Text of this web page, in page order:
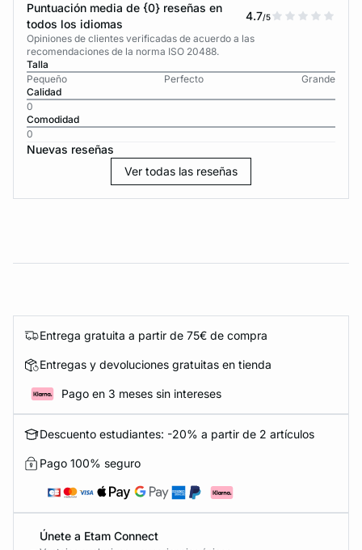
Puntuación media de {0} reseñas en
todos los idiomas
4.7/5
Opiniones de clientes verificadas de acuerdo a las
recomendaciones de la norma ISO 20488.
Talla
Pequeño
Perfecto
Grande
Calidad
0
Comodidad
0
Nuevas reseñas
Ver todas las reseñas
Entrega gratuita a partir de 75€ de compra
Entregas y devoluciones gratuitas en tienda
Pago en 3 meses sin intereses
Descuento estudiantes: -20% a partir de 2 artículos
Pago 100% seguro
Únete a Etam Connect